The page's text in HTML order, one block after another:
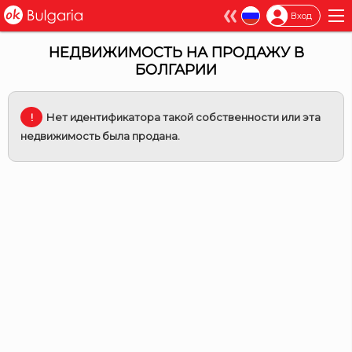
Вход ×
НЕДВИЖИМОСТЬ НА ПРОДАЖУ В
БОЛГАРИИ
Нет идентификатора такой собственности или эта
недвижимость была продана.